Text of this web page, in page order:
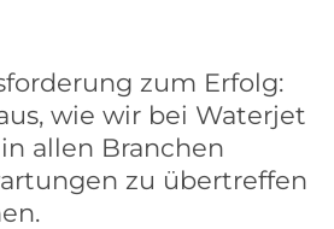
zum Erfolg:
wie wir bei Waterjet
allen Branchen
zu übertreffen